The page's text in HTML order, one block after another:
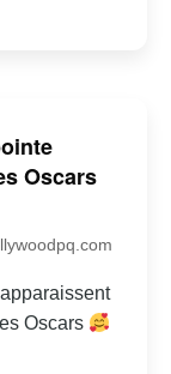
Oscars
Oscars